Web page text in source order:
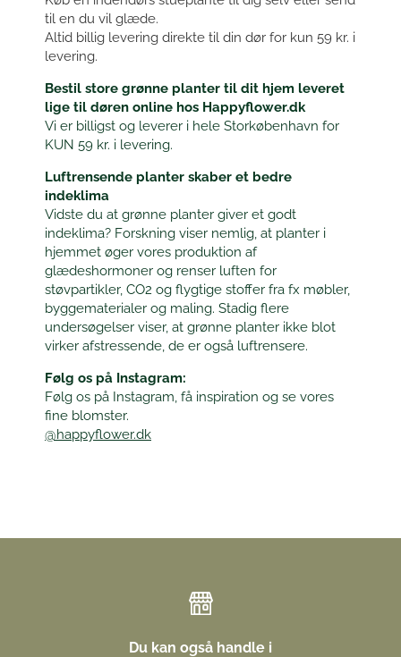
til en du vil glæde.
Altid billig levering direkte til din dør for kun 59 kr. i
levering.
Bestil store grønne planter til dit hjem leveret
lige til døren online hos Happyflower.dk
Vi er billigst og leverer i hele Storkøbenhavn for
KUN 59 kr. i levering.
Luftrensende planter skaber et bedre
indeklima
Vidste du at grønne planter giver et godt
indeklima? Forskning viser nemlig, at planter i
hjemmet øger vores produktion af
glædeshormoner og renser luften for
støvpartikler, CO2 og flygtige stoffer fra fx møbler,
byggematerialer og maling. Stadig flere
undersøgelser viser, at grønne planter ikke blot
virker afstressende, de er også luftrensere.
Følg os på Instagram:
Følg os på Instagram, få inspiration og se vores
fine blomster.
@happyflower.dk
Du kan også handle i